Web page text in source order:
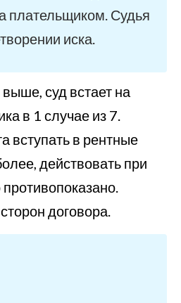
плательщиком. Судья
иска.
суд встает на
в 1 случае из 7.
вступать в рентные
действовать при
договора.